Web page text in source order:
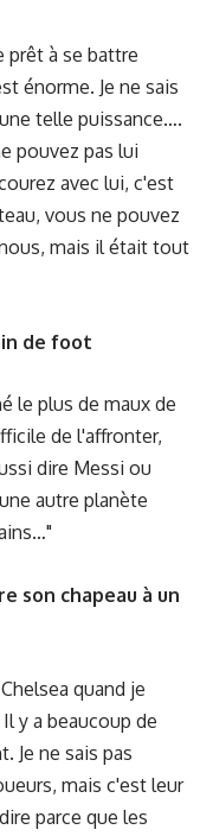
prêt à se battre
énorme. Je ne sais
telle puissance….
pouvez pas lui
avec lui, c'est
vous ne pouvez
mais il était tout
de foot
le plus de maux de
de l'affronter,
dire Messi ou
autre planète
son chapeau à un
quand je
y a beaucoup de
Je ne sais pas
mais c'est leur
parce que les